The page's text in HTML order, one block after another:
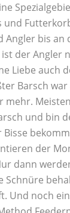
und
Angler bis an
der Angler
Liebe auch
Barsch war
mehr.
und bin
der
dann
Schnüre
Und noch